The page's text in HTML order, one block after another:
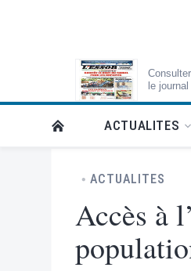
Consulter
le journal
RETOUR À LA PAGE
ACTUALITES
ACTUALITES
Accès à